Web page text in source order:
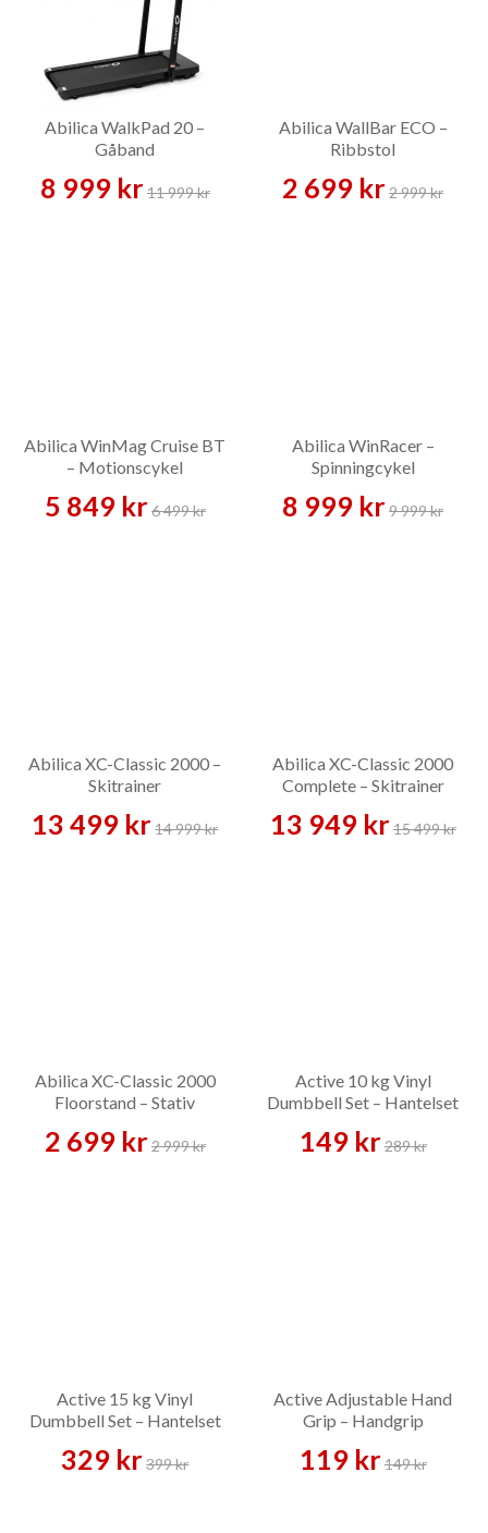
Abilica WalkPad 20 –
Gåband
8 999 kr11 999 kr
Abilica WallBar ECO –
Ribbstol
2 699 kr2 999 kr
Abilica WinMag Cruise BT
– Motionscykel
5 849 kr6 499 kr
Abilica WinRacer –
Spinningcykel
8 999 kr9 999 kr
Abilica XC-Classic 2000 –
Skitrainer
13 499 kr 14 999 kr
Abilica XC-Classic 2000
Complete – Skitrainer
13 949 kr15 499 kr
Abilica XC-Classic 2000
Floorstand – Stativ
2 699 kr2 999 kr
Active 10 kg Vinyl
Dumbbell Set – Hantelset
149 kr289 kr
Active 15 kg Vinyl
Dumbbell Set – Hantelset
329 kr 399 kr
Active Adjustable Hand
Grip – Handgrip
119 kr149 kr